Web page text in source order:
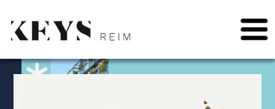
to
Please see our privacy policy for details and any questions.
No